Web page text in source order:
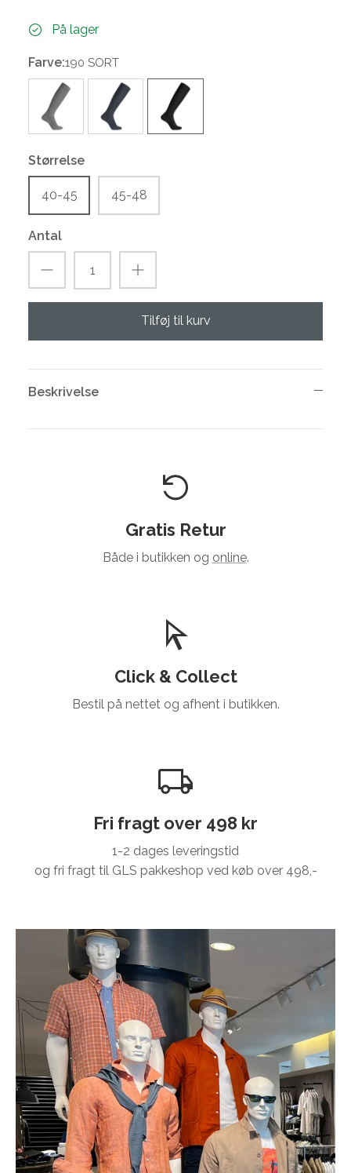
På lager
Farve:190 SORT
Størrelse
40-45 45-48
Antal
Tilføj til kurv
Beskrivelse
Gratis Retur
Både i butikken og online.
Click & Collect
Bestil på nettet og afhent i butikken.
Fri fragt over 498 kr
1-2 dages leveringstid
og fri fragt til GLS pakkeshop ved køb over 498,-